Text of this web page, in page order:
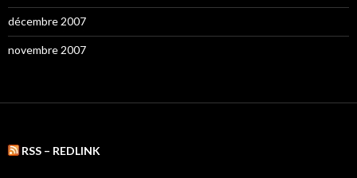
décembre 2007
novembre 2007
RSS – REDLINK